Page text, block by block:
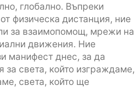
глобално. Въпреки
физическа дистанция, ние
за взаимопомощ, мрежи на
движения. Ние
манифест днес, за да
за света, който изграждаме,
света, който ще